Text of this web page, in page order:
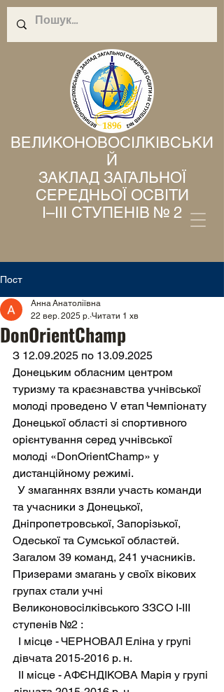
ВЕЛИКОНОВОСІЛКІВСЬКИ
Й
ЗАКЛАД ЗАГАЛЬНОЇ
СЕРЕДНЬОЇ ОСВІТИ
І–ІІІ СТУПЕНІВ № 2
Пост
DonOrientChamp
Анна Анатоліївна
22 вер. 2025 р. Читати 1 хв
З 12.09.2025 по 13.09.2025
Донецьким обласним центром
туризму та краєзнавства учнівської
молоді проведено V етап Чемпіонату
Донецької області зі спортивного
орієнтування серед учнівської
молоді «DonOrientChamp» у
дистанційному режимі.
У змаганнях взяли участь команди
та учасники з Донецької,
Дніпропетровської, Запорізької,
Одеської та Сумської областей.
Загалом 39 команд, 241 учасників.
Призерами змагань у своїх вікових
групах стали учні
Великоновосілківського ЗЗСО І-ІІІ
ступенів №2 :
І місце - ЧЕРНОВАЛ Еліна у групі
дівчата 2015-2016 р. н.
ІІ місце - АФЄНДІКОВА Марія у групі